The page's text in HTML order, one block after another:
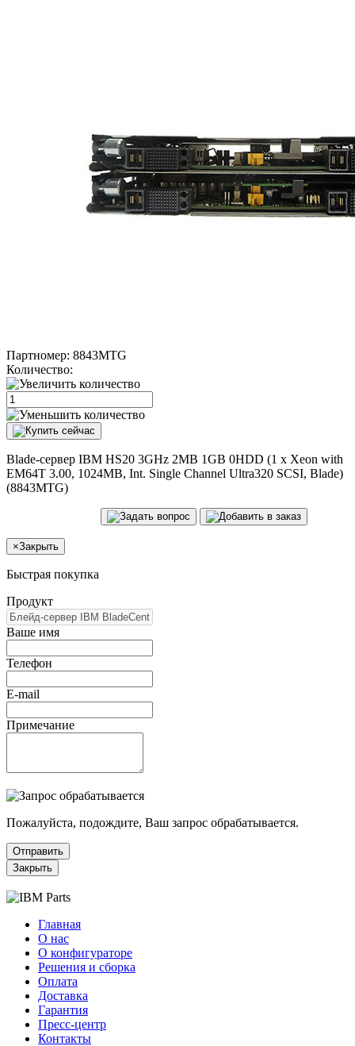
Партномер: 8843MTG
Количество:
Blade-сервер IBM HS20 3GHz 2MB 1GB 0HDD (1 x Xeon with
EM64T 3.00, 1024MB, Int. Single Channel Ultra320 SCSI, Blade)
(8843MTG)
×Закрыть
Быстрая покупка
Продукт
Ваше имя
Телефон
E-mail
Примечание
Пожалуйста, подождите, Ваш запрос обрабатывается.
Отправить
Закрыть
Главная
О нас
О конфигураторе
Решения и сборка
Оплата
Доставка
Гарантия
Пресс-центр
Контакты